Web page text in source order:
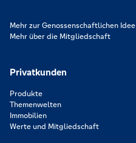
Mehr zur Genossenschaftlichen Idee
Mehr über die Mitgliedschaft
Privatkunden
Produkte
Themenwelten
Immobilien
Werte und Mitgliedschaft